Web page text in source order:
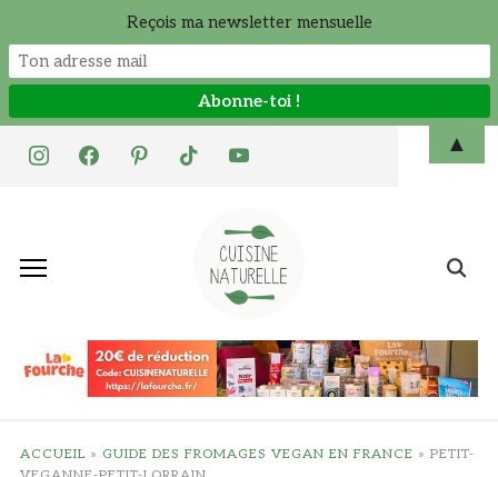
instagramfacebookpinteresttiktok youtube
Search
ACCUEIL » GUIDE DES FROMAGES VEGAN EN FRANCE » PETIT-
Reçois ma newsletter mensuelle
▲